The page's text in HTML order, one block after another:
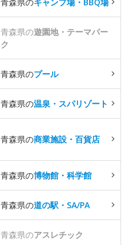
青森県の遊園地・テーマパー
ク
青森県のプール
青森県の温泉・スパリゾート
青森県の商業施設・百貨店
青森県の博物館・科学館
青森県の道の駅・SA/PA
青森県のアスレチック